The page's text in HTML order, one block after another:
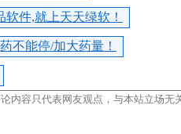
软件,就上天天绿软！
药不能停/加大药量！